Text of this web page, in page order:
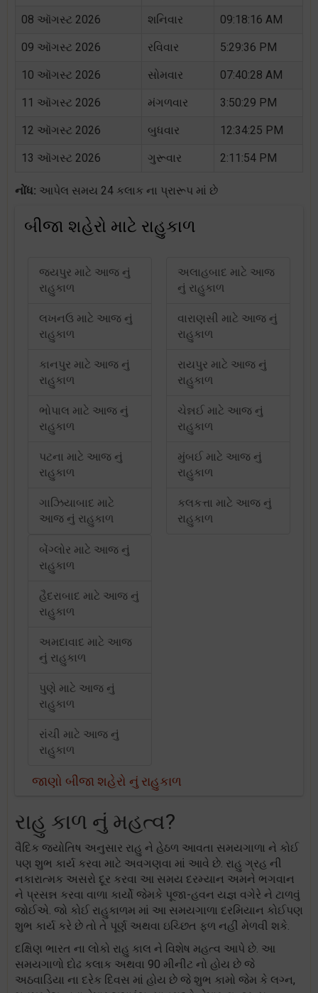
08 ઑગસ્ટ 2026 શનિવાર 09:18:16 AM
09 ઑગસ્ટ 2026 રવિવાર 5:29:36 PM
10 ઑગસ્ટ 2026 સોમવાર 07:40:28 AM
11 ઑગસ્ટ 2026 મંગળવાર 3:50:29 PM
12 ઑગસ્ટ 2026 બુધવાર 12:34:25 PM
13 ઑગસ્ટ 2026 ગુરૂવાર 2:11:54 PM
નોંધ: આપેલ સમય 24 કલાક ના પ્રારૂપ માં છે
બીજા શહેરો માટે રાહુકાળ
જયપુર માટે આજ નું
રાહુકાળ
લખનઉ માટે આજ નું
રાહુકાળ
કાનપુર માટે આજ નું
રાહુકાળ
ભોપાલ માટે આજ નું
રાહુકાળ
પટના માટે આજ નું
રાહુકાળ
ગાઝિયાબાદ માટે
આજ નું રાહુકાળ
અલાહબાદ માટે આજ
નું રાહુકાળ
વારાણસી માટે આજ નું
રાહુકાળ
રાયપુર માટે આજ નું
રાહુકાળ
ચેન્નઈ માટે આજ નું
રાહુકાળ
મુંબઈ માટે આજ નું
રાહુકાળ
કલકત્તા માટે આજ નું
રાહુકાળ
બેંગ્લોર માટે આજ નું
રાહુકાળ
હૈદરાબાદ માટે આજ નું
રાહુકાળ
અમદાવાદ માટે આજ
નું રાહુકાળ
પુણે માટે આજ નું
રાહુકાળ
રાંચી માટે આજ નું
રાહુકાળ
જાણો બીજા શહેરો નું રાહુકાળ
રાહુ કાળ નું મહત્વ?
વૈદિક જ્યોતિષ અનુસાર રાહુ ને હેઠળ આવતા સમયગાળા ને કોઈ
પણ શુભ કાર્ય કરવા માટે અવગણવા માં આવે છે. રાહુ ગ્રહ ની
નકારાત્મક અસરો દૂર કરવા આ સમય દરમ્યાન અમને ભગવાન
ને પ્રસન્ન કરવા વાળા કાર્યો જેમકે પૂજા-હવન યજ્ઞ વગેરે ને ટાળવું
જોઈએ. જો કોઈ રાહુકાળમ માં આ સમયગાળા દરમિયાન કોઈપણ
શુભ કાર્ય કરે છે તો તે પૂર્ણ અથવા ઇચ્છિત ફળ નહીં મેળવી શકે.
દક્ષિણ ભારત ના લોકો રાહુ કાલ ને વિશેષ મહત્વ આપે છે. આ
સમયગાળો દોઢ કલાક અથવા 90 મીનીટ નો હોય છે જે
અઠવાડિયા ના દરેક દિવસ માં હોય છે જે શુભ કામો જેમ કે લગ્ન,